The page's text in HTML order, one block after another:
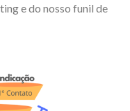
e do nosso funil de